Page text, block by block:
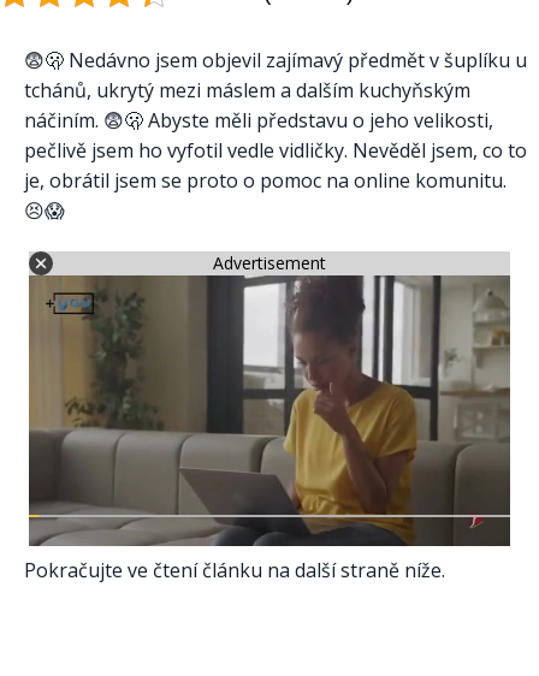
😨🫢 Nedávno jsem objevil zajímavý předmět v šuplíku u
tchánů, ukrytý mezi máslem a dalším kuchyňským
náčiním. 😨🫢 Abyste měli představu o jeho velikosti,
pečlivě jsem ho vyfotil vedle vidličky. Nevěděl jsem, co to
je, obrátil jsem se proto o pomoc na online komunitu.
😣😱
Advertisement
Pokračujte ve čtení článku na další straně níže.